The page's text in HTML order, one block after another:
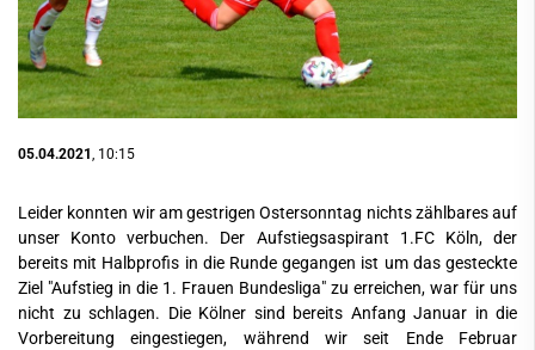
05.04.2021 , 10:15
Leider konnten wir am gestrigen Ostersonntag nichts zählbares auf
unser Konto verbuchen. Der Aufstiegsaspirant 1.FC Köln, der
bereits mit Halbprofis in die Runde gegangen ist um das gesteckte
Ziel "Aufstieg in die 1. Frauen Bundesliga" zu erreichen, war für uns
nicht zu schlagen. Die Kölner sind bereits Anfang Januar in die
Vorbereitung eingestiegen, während wir seit Ende Februar